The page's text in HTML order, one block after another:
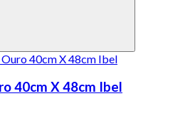
40cm X 48cm Ibel